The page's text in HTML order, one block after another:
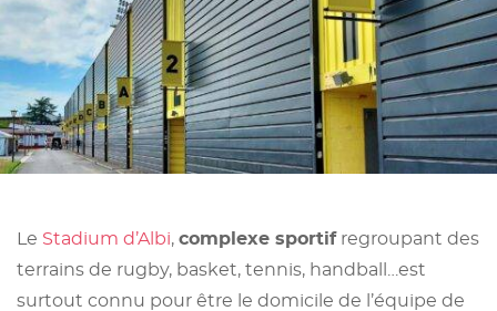
Le Stadium d’Albi, complexe sportifregroupant des
terrains de rugby, basket, tennis, handball…est
surtout connu pour être le domicile de l’équipe de